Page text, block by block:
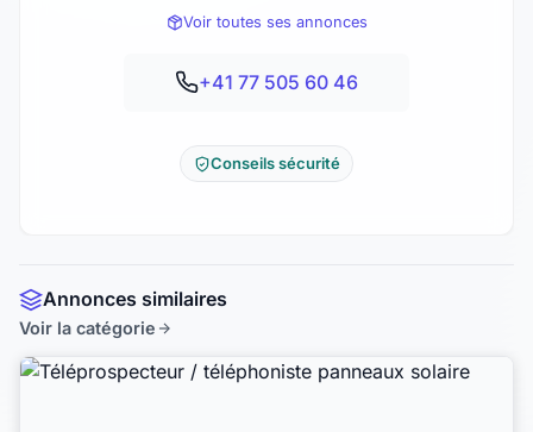
Voir toutes ses annonces
+41 77 505 60 46
Conseils sécurité
Annonces similaires
Voir la catégorie